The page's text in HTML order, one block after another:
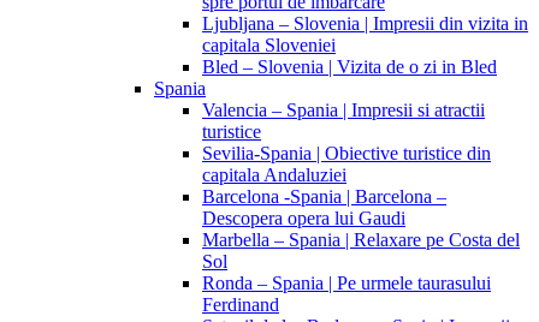
Ljubljana – Slovenia | Impresii din vizita in
capitala Sloveniei
Bled – Slovenia | Vizita de o zi in Bled
Spania
Valencia – Spania | Impresii si atractii
turistice
Sevilia-Spania | Obiective turistice din
capitala Andaluziei
Barcelona -Spania | Barcelona –
Descopera opera lui Gaudi
Marbella – Spania | Relaxare pe Costa del
Sol
Ronda – Spania | Pe urmele taurasului
Ferdinand